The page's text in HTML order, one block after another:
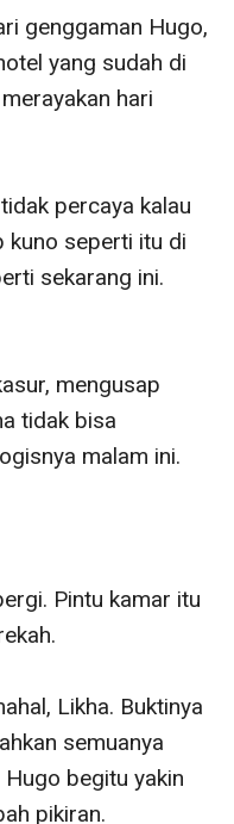
genggaman Hugo,
yang sudah di
hari
percaya kalau
kuno seperti itu di
sekarang ini.
mengusap
tidak bisa
malam ini.
Pintu kamar itu
Likha. Buktinya
semuanya
begitu yakin
pikiran.